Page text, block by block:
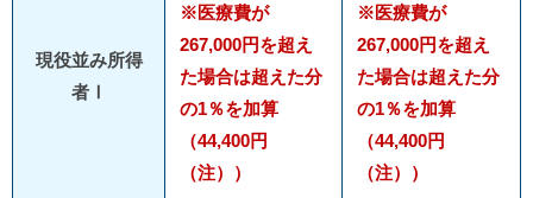
現役並み所得
者Ⅰ
※医療費が
267,000円を超え
た場合は超えた分
の1％を加算
（44,400円
（注））
※医療費が
267,000円を超え
た場合は超えた分
の1％を加算
（44,400円
（注））